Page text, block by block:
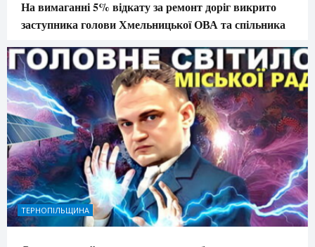
На вимаганні 5% відкату за ремонт доріг викрито
заступника голови Хмельницької ОВА та спільника
ТЕРНОПІЛЬЩИНА